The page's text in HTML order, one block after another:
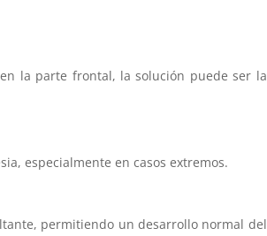
la parte frontal, la solución puede ser la
especialmente en casos extremos.
permitiendo un desarrollo normal del